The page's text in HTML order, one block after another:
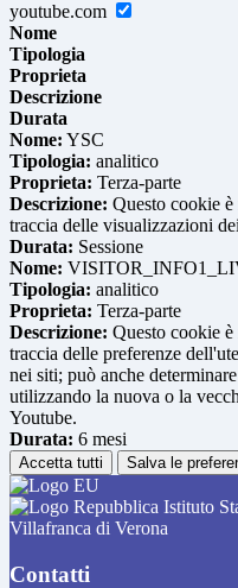
youtube.com
Nome
Tipologia
Proprieta
Descrizione
Durata
Nome: YSC
Tipologia: analitico
Proprieta: Terza-parte
Descrizione: Questo cookie è
traccia delle visualizzazioni
Durata: Sessione
Nome:
Tipologia: analitico
Proprieta: Terza-parte
Descrizione: Questo cookie è
traccia delle preferenze
nei siti; può anche
utilizzando la nuova o la
Youtube.
Durata: 6 mesi
Accetta tutti Salva le
Istituto
Villafranca di Verona
Contatti